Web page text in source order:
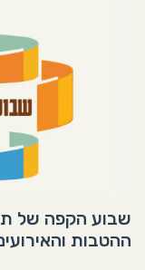
שבוע הקפה של
ההטבות